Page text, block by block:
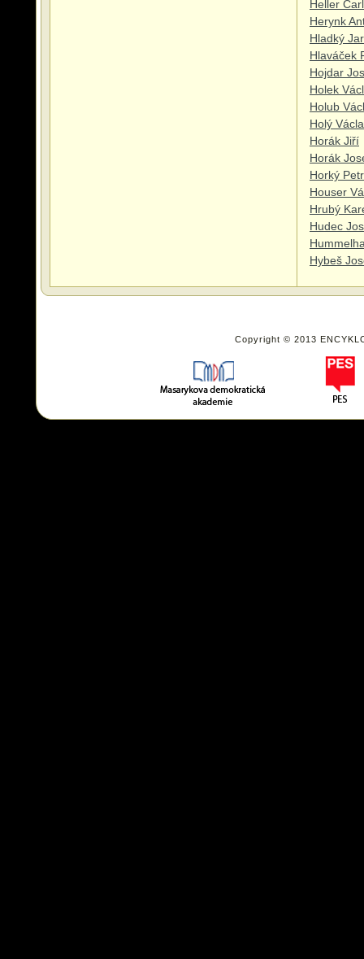
Heller Carl
Herynk
Hladký
Hlaváček
Hojdar
Holek
Holub
Holý
Horák Jiří
Horák
Horký Petr
Houser
Hrubý
Hudec
Hybeš
Copyright © 2013